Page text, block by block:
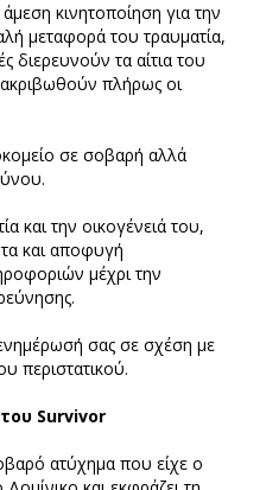
κινητοποίηση για την
μεταφορά του τραυματία,
διερευνούν τα αίτια του
πλήρως οι
σε σοβαρή αλλά
και την οικογένειά του,
και αποφυγή
μέχρι την
σας σε σχέση με
περιστατικού.
Survivor
ατύχημα που είχε ο